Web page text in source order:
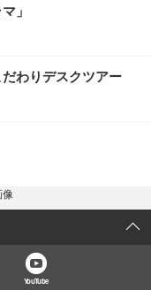
」
わりデスクツアー
YouTube